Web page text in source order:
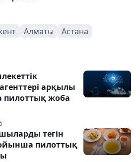
Алматы Астана
арқылы
пилоттық жоба
тегін
пилоттық